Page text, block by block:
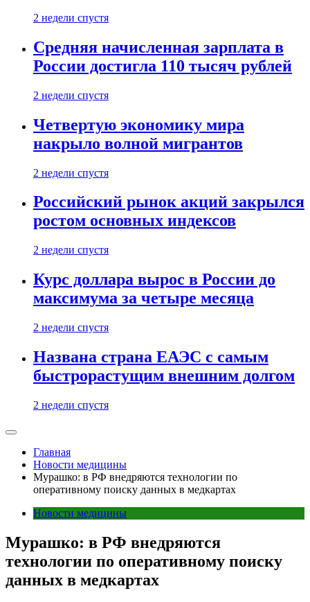
2 недели спустя
Средняя начисленная зарплата в
России достигла 110 тысяч рублей
2 недели спустя
Четвертую экономику мира
накрыло волной мигрантов
2 недели спустя
Российский рынок акций закрылся
ростом основных индексов
2 недели спустя
Курс доллара вырос в России до
максимума за четыре месяца
2 недели спустя
Названа страна ЕАЭС с самым
быстрорастущим внешним долгом
2 недели спустя
Главная
Новости медицины
Мурашко: в РФ внедряются технологии по
оперативному поиску данных в медкартах
Новости медицины
Мурашко: в РФ внедряются
технологии по оперативному поиску
данных в медкартах